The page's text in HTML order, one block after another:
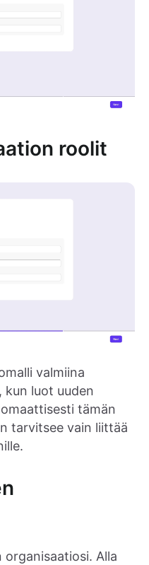
roolit
valmiina
luot uuden
tämän
tarvitsee vain liittää
Alla